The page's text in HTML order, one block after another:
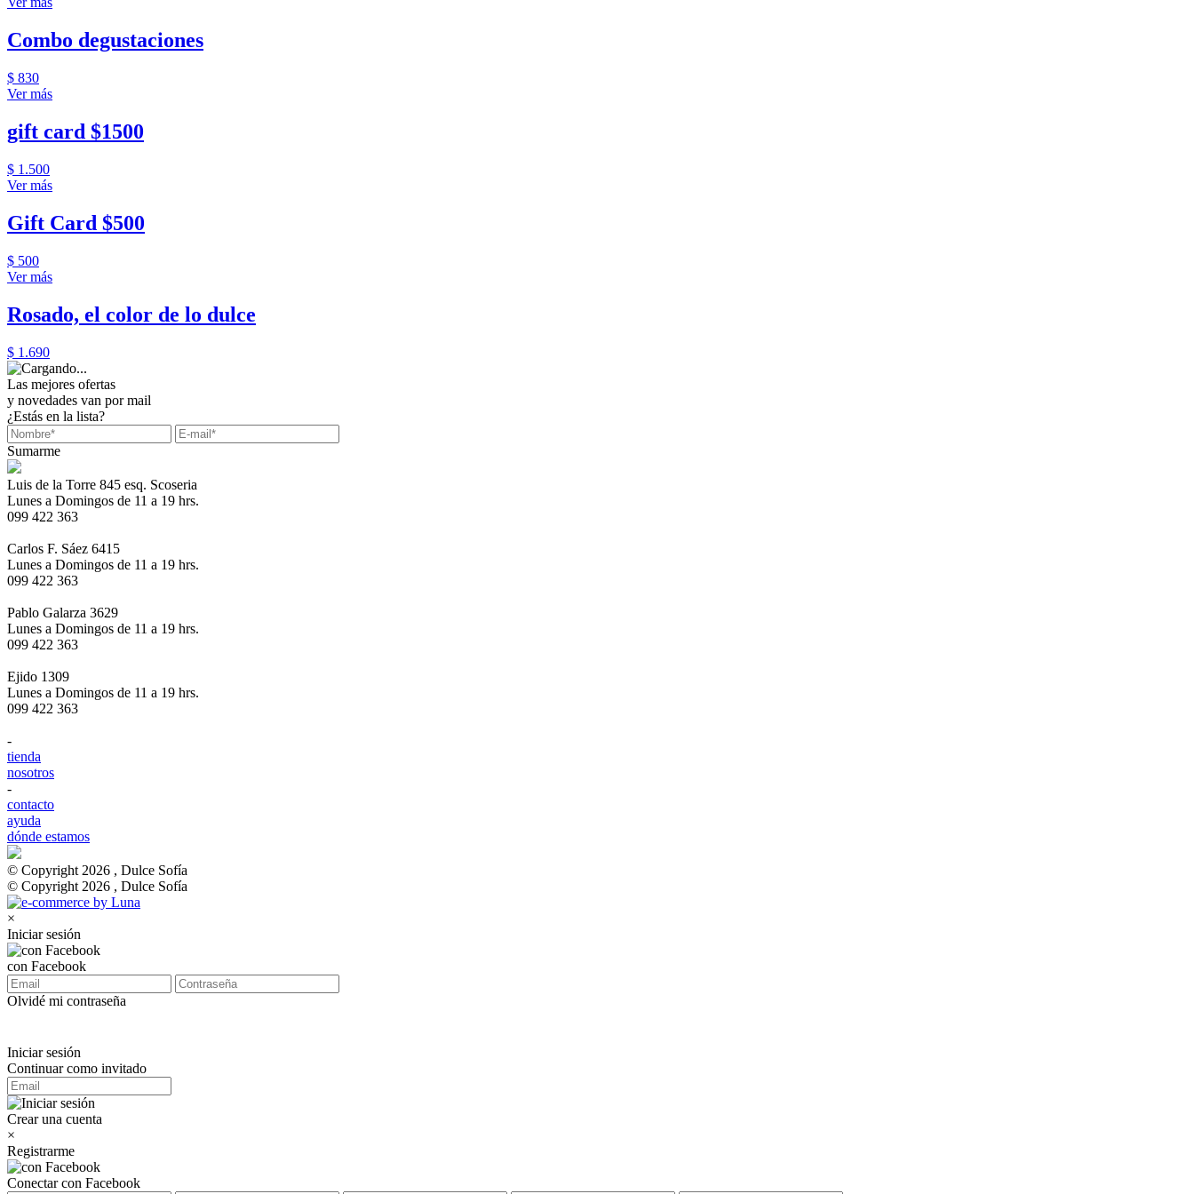
Combo degustaciones
$ 830
Ver más
gift card $1500
$ 1.500
Ver más
Gift Card $500
$ 500
Ver más
Rosado, el color de lo dulce
$ 1.690
Las mejores ofertas
y novedades van por mail
¿Estás en la lista?
Sumarme
Luis de la Torre 845 esq. Scoseria
Lunes a Domingos de 11 a 19 hrs.
099 422 363
Carlos F. Sáez 6415
Lunes a Domingos de 11 a 19 hrs.
099 422 363
Pablo Galarza 3629
Lunes a Domingos de 11 a 19 hrs.
099 422 363
Ejido 1309
Lunes a Domingos de 11 a 19 hrs.
099 422 363
-
tienda
nosotros
-
contacto
ayuda
dónde estamos
© Copyright 2026 , Dulce Sofía
© Copyright 2026 , Dulce Sofía
×
Iniciar sesión
con Facebook
Olvidé mi contraseña
Iniciar sesión
Continuar como invitado
Crear una cuenta
×
Registrarme
Conectar con Facebook